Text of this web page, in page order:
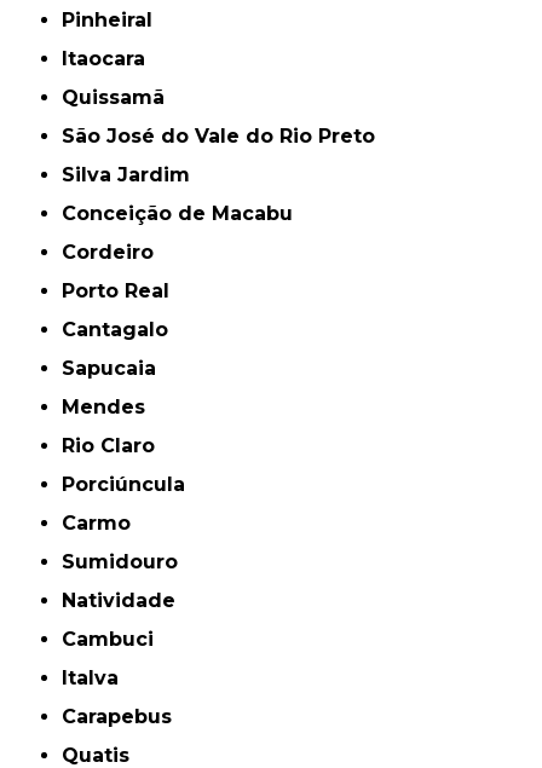
Pinheiral
Itaocara
Quissamã
São José do Vale do Rio Preto
Silva Jardim
Conceição de Macabu
Cordeiro
Porto Real
Cantagalo
Sapucaia
Mendes
Rio Claro
Porciúncula
Carmo
Sumidouro
Natividade
Cambuci
Italva
Carapebus
Quatis